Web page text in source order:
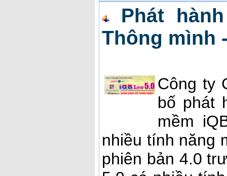
Phát
Thông mình
Công ty
bố phát
mềm
nhiều tính năng
phiên bản 4.0